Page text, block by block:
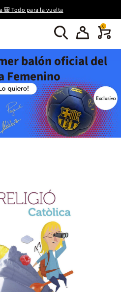
🎒 Todo para la vuelta
0
balón oficial del
Femenino